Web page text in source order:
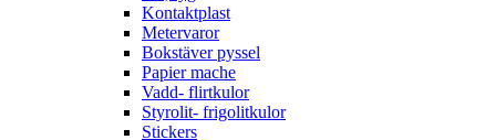
Kontaktplast
Metervaror
Bokstäver pyssel
Papier mache
Vadd- flirtkulor
Styrolit- frigolitkulor
Stickers